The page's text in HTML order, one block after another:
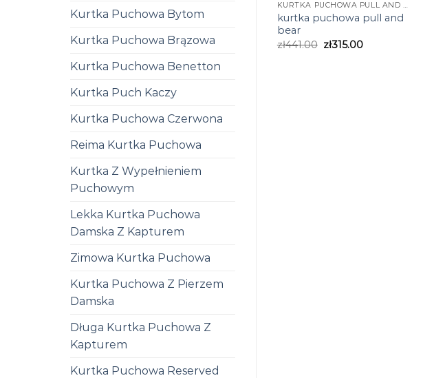
Kurtka Puchowa Bytom
Kurtka Puchowa Brązowa
Kurtka Puchowa Benetton
Kurtka Puch Kaczy
Kurtka Puchowa Czerwona
Reima Kurtka Puchowa
Kurtka Z Wypełnieniem
Puchowym
Lekka Kurtka Puchowa
Damska Z Kapturem
Zimowa Kurtka Puchowa
Kurtka Puchowa Z Pierzem
Damska
Długa Kurtka Puchowa Z
Kapturem
Kurtka Puchowa Reserved
KURTKA PUCHOWA PULL AND BEAR
kurtka puchowa pull and
bear
zł441.00 zł315.00